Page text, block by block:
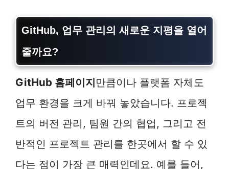
GitHub, 업무 관리의 새로운 지평을 열어
줄까요?
GitHub 홈페이지만큼이나 플랫폼 자체도
업무 환경을 크게 바꿔 놓았습니다. 프로젝
트의 버전 관리, 팀원 간의 협업, 그리고 전
반적인 프로젝트 관리를 한곳에서 할 수 있
다는 점이 가장 큰 매력인데요. 예를 들어,